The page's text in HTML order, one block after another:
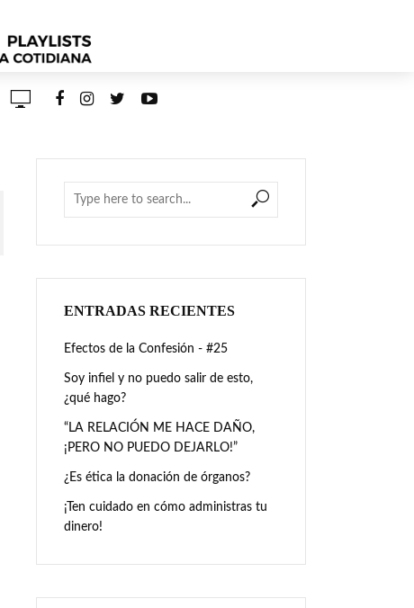
ENTRADAS RECIENTES
Efectos de la Confesión - #25
Soy infiel y no puedo salir de esto,
¿qué hago?
“LA RELACIÓN ME HACE DAÑO,
¡PERO NO PUEDO DEJARLO!”
¿Es ética la donación de órganos?
¡Ten cuidado en cómo administras tu
dinero!